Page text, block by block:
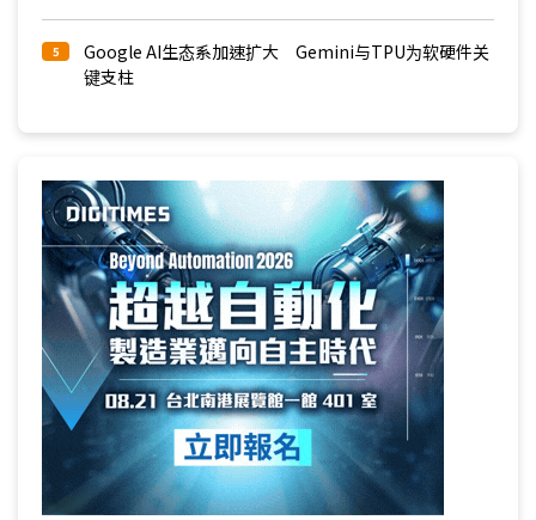
5
Google AI生态系加速扩大 Gemini与TPU为软硬件关
键支柱